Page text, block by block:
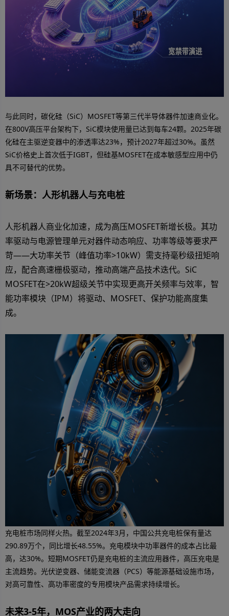
与此同时，碳化硅（SiC）MOSFET等第三代半导体器件加速商业化。
在800V高压平台架构下，SiC模块使用量已达到每车24颗。2025年碳
化硅在主驱逆变器中的渗透率达23%，预计2027年超过30%。虽然
SiC价格史上首次低于IGBT，但硅基MOSFET在成本敏感型应用中仍
具不可替代的优势。
新场景：人形机器人与充电桩
人形机器人商业化加速，成为高压MOSFET新增长极。其功
率驱动与电源管理单元对器件动态响应、功率等级等要求严
苛——大功率关节（峰值功率>10kW）需支持毫秒级扭矩响
应，配合高速栅极驱动，推动高端产品技术迭代。SiC
MOSFET在>20kW超级关节中实现更高开关频率与效率，智
能功率模块（IPM）将驱动、MOSFET、保护功能高度集
成。
充电桩市场同样火热。截至2024年3月，中国公共充电桩保有量达
290.89万个，同比增长48.55%。充电模块中功率器件的成本占比最
高，达30%。短期MOSFET仍是充电桩的主流应用器件，高压充电是
主流趋势。光伏逆变器、储能变流器（PCS）等能源基础设施市场，
对高可靠性、高功率密度的专用模块产品需求持续增长。
未来3-5年，MOS产业的两大走向